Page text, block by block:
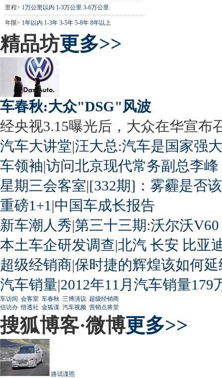
里程> 1万公里以内 1-3万公里 3-6万公里
年限> 1年以内 1-3年 3-5年 5-8年 8年以上
精品坊更多>>
车春秋:大众"DSG"风波
经央视3.15曝光后，大众在华宣布
汽车大讲堂|汪大总:汽车是国家强
车领袖|访问北京现代常务副总李峰
星期三会客室|[332期]：雾霾是否
重磅1+1 |中国车成长报告
新车潮人秀|第三十三期:沃尔沃
本土车企研发调查|北汽 长安 比亚
超级经销商|保时捷的辉煌该如何延
汽车销量|2012年11月汽车销量179
车访间 会客室 车春秋 三博演议 超级经销商
信访办 悟透社 金狐谍 汽车视频 营销点将堂
搜狐博客·微博更多>>
路试谍照